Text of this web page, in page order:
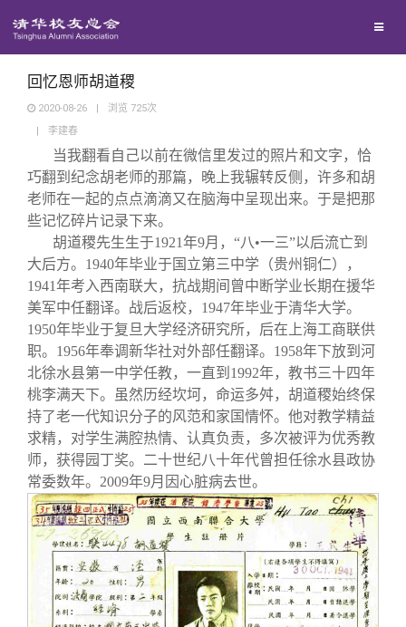
捐赠项目
捐赠新闻
捐赠纪事
捐赠方法
义工计划
媒体平台
《清华校友通讯》
《水木清华》
我要订阅
新媒体平台
百年清华
清华人物
清华故事
青春风采
校友文苑
校友讲坛
校友视界
校友服务
终身学习
信息化服务
三创大赛
实用信息
校友总会
总会简介
会长致辞
总会章程
理事会名单
关闭
回忆恩师胡道稷
2020-08-26 | 浏览 725次
|
李建春
当我翻看自己以前在微信里发过的照片和文字，恰
巧翻到纪念胡老师的那篇，晚上我辗转反侧，许多和胡
老师在一起的点点滴滴又在脑海中呈现出来。于是把那
些记忆碎片记录下来。
胡道稷先生生于1921年9月，“八•一三”以后流亡到
大后方。1940年毕业于国立第三中学 （贵州铜仁）
，
1941年考入西南联大，抗战期间曾中断学业长期在援华
美军中任翻译。战后返校，1947年毕业于清华大学。
1950年毕业于复旦大学经济研究所，后在上海工商联供
职。1956年奉调新华社对外部任翻译。1958年下放到河
北徐水县第一中学任教，一直到1992年，教书三十四年
桃李满天下。虽然历经坎坷，命运多舛，胡道稷始终保
持了老一代知识分子的风范和家国情怀。他对教学精益
求精，对学生满腔热情、认真负责，多次被评为优秀教
师，获得园丁奖。二十世纪八十年代曾担任徐水县政协
常委数年。2009年9月因心脏病去世。